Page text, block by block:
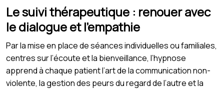
Le suivi thérapeutique : renouer avec
le dialogue et l’empathie
Par la mise en place de séances individuelles ou familiales,
centres sur l’écoute et la bienveillance, l’hypnose
apprend à chaque patient l’art de la communication non-
violente, la gestion des peurs du regard de l’autre et la